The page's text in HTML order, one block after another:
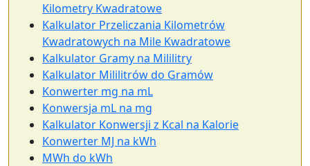
Kilometry Kwadratowe
Kalkulator Przeliczania Kilometrów
Kwadratowych na Mile Kwadratowe
Kalkulator Gramy na Mililitry
Kalkulator Mililitrów do Gramów
Konwerter mg na mL
Konwersja mL na mg
Kalkulator Konwersji z Kcal na Kalorie
Konwerter MJ na kWh
MWh do kWh